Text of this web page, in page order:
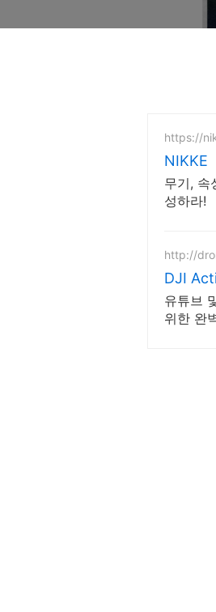
https://
NIKKE
무기, 속
성하라!
http://
DJI
유튜브
위한 완